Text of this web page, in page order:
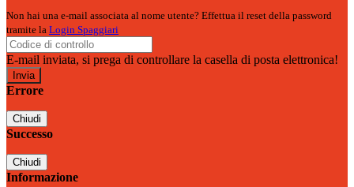
Non hai una e-mail associata al nome utente? Effettua il reset della password
tramite la Login Spaggiari
E-mail inviata, si prega di controllare la casella di posta elettronica!
Errore
Chiudi
Successo
Chiudi
Informazione